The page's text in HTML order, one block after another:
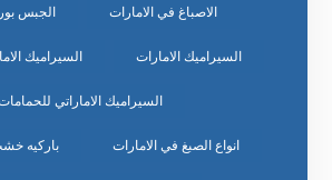
الاصباغ في الامارات الجبس
السيراميك الامارات السيراميك
السيراميك الاماراتي
انواع الصبغ في الامارات باركيه